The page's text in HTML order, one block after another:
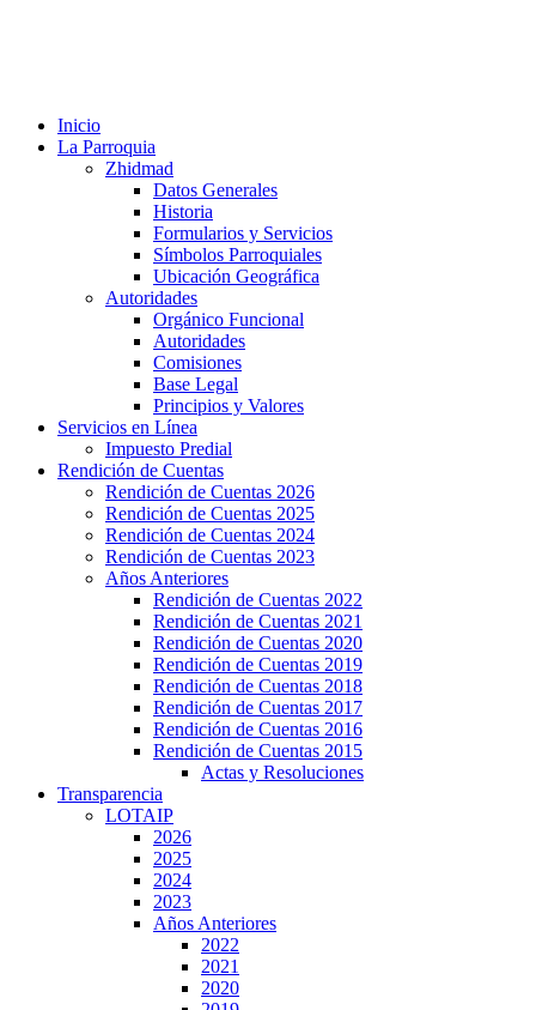
Inicio
La Parroquia
Zhidmad
Datos Generales
Historia
Formularios y Servicios
Símbolos Parroquiales
Ubicación Geográfica
Autoridades
Orgánico Funcional
Autoridades
Comisiones
Base Legal
Principios y Valores
Servicios en Línea
Impuesto Predial
Rendición de Cuentas
Rendición de Cuentas 2026
Rendición de Cuentas 2025
Rendición de Cuentas 2024
Rendición de Cuentas 2023
Años Anteriores
Rendición de Cuentas 2022
Rendición de Cuentas 2021
Rendición de Cuentas 2020
Rendición de Cuentas 2019
Rendición de Cuentas 2018
Rendición de Cuentas 2017
Rendición de Cuentas 2016
Rendición de Cuentas 2015
Actas y Resoluciones
Transparencia
LOTAIP
2026
2025
2024
2023
Años Anteriores
2022
2021
2020